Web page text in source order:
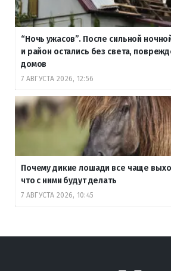
“Ночь ужасов”. После сильной
и район остались без света,
домов
7 АВГУСТА 2026, 12:56
Почему дикие лошади все чаще
что с ними будут делать
7 АВГУСТА 2026, 10:45